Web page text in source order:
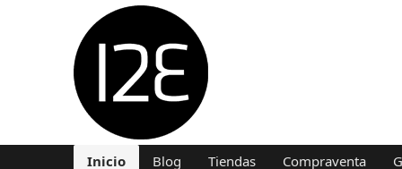
Inicio Blog Tiendas Compraventa